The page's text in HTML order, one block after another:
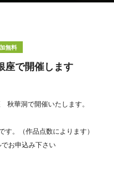
無料
座で開催します
華洞で開催いたします。
。（作品点数によります）
お申込み下さい